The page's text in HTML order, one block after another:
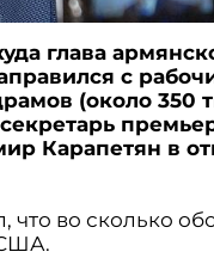
глава
с
(около 350
Карапетян в
что во сколько